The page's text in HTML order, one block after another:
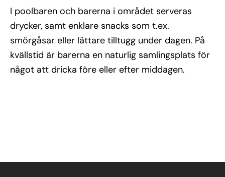
I poolbaren och barerna i området serveras
drycker, samt enklare snacks som t.ex.
smörgåsar eller lättare tilltugg under dagen. På
kvällstid är barerna en naturlig samlingsplats för
något att dricka före eller efter middagen.